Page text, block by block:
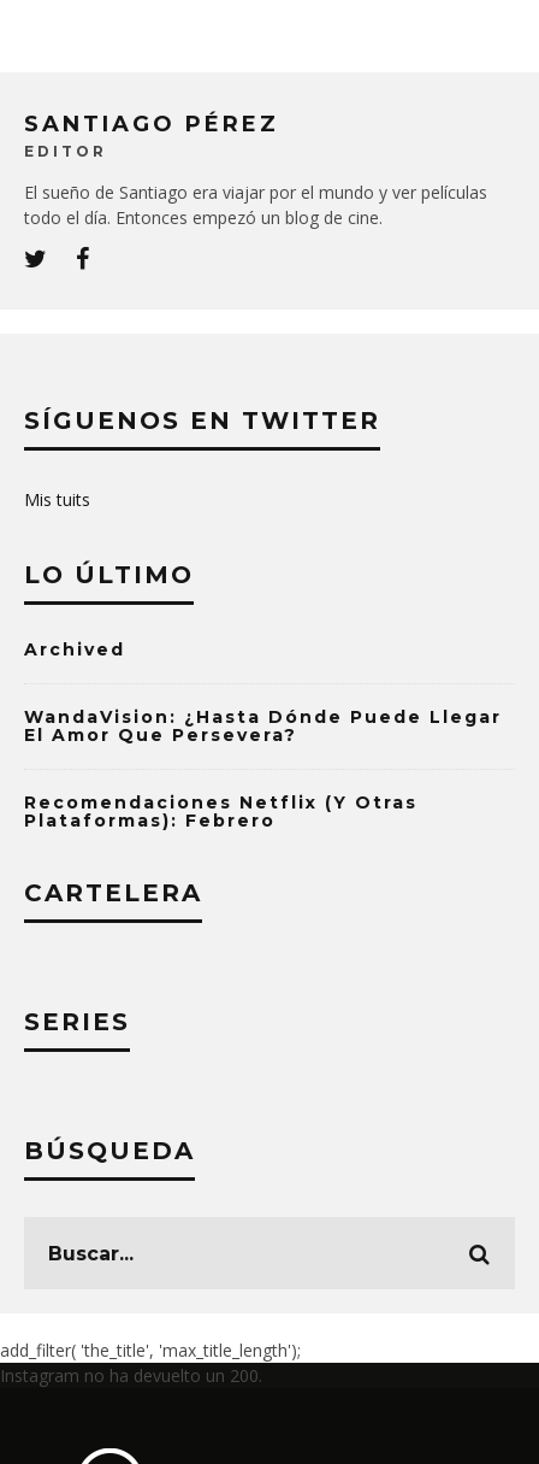
SANTIAGO PÉREZ
EDITOR
El sueño de Santiago era viajar por el mundo y ver películas
todo el día. Entonces empezó un blog de cine.
SÍGUENOS EN TWITTER
Mis tuits
LO ÚLTIMO
Archived
WandaVision: ¿Hasta Dónde Puede Llegar
El Amor Que Persevera?
Recomendaciones Netflix (y Otras
Plataformas): Febrero
CARTELERA
SERIES
BÚSQUEDA
add_filter( 'the_title', 'max_title_length');
Instagram no ha devuelto un 200.